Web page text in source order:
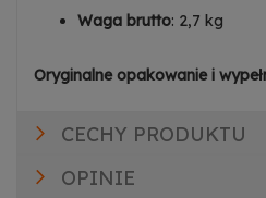
Waga brutto: 2,7 kg
Oryginalne opakowanie i
CECHY PRODUKTU
OPINIE